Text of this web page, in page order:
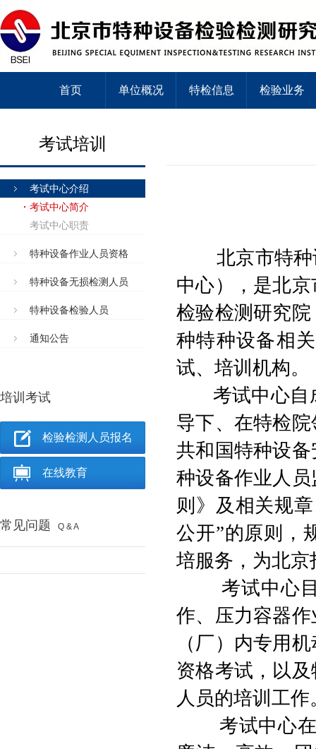
首页 单位概况 特检信息 检验业务
考试培训
考试中心介绍
考试中心简介
考试中心职责
特种设备作业人员资格
特种设备无损检测人员
特种设备检验人员
通知公告
培训考试
检验检测人员报名
在线教育
常见问题 Q & A
北京市特种
中心），是北
检验检测研究院
种特种设备相
试、培训机构。
考试中心自
导下、在特检
共和国特种设
种设备作业人
则》及相关规
公开”的原则，
培服务，为北
考试中心目
作、压力容器
（厂）内专用
资格考试，以
人员的培训工作
考试中心